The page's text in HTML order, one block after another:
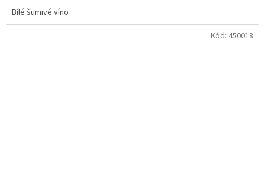
Bílé šumivé víno
Kód: 450018